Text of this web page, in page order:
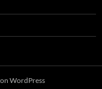
WordPress